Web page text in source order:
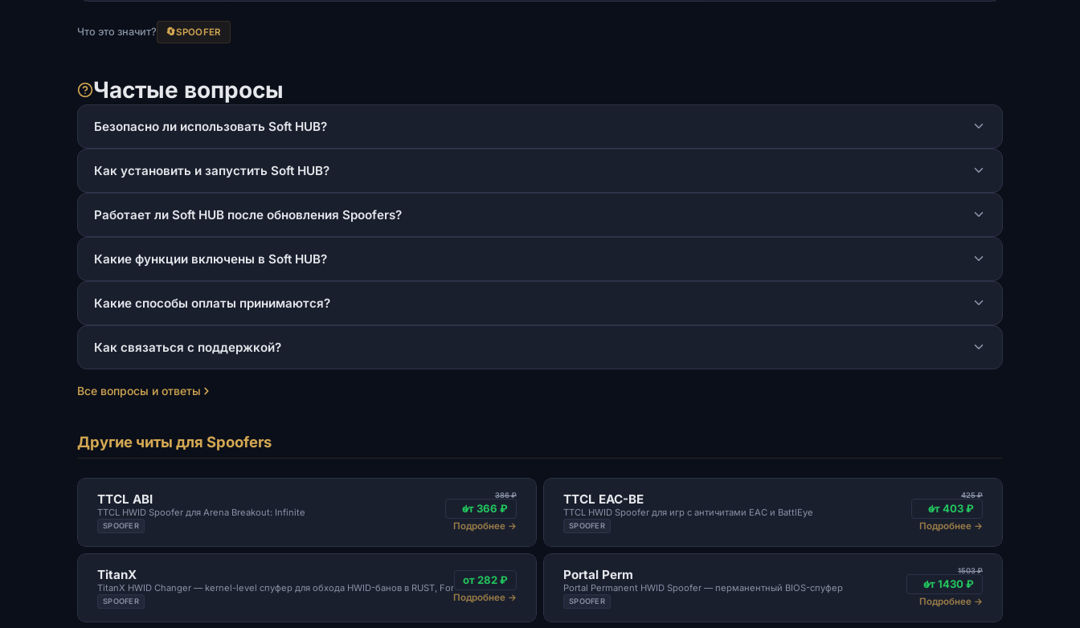
Что это значит? 🔄SPOOFER
Частые вопросы
Безопасно ли использовать Soft HUB?
Как установить и запустить Soft HUB?
Работает ли Soft HUB после обновления Spoofers?
Какие функции включены в Soft HUB?
Какие способы оплаты принимаются?
Как связаться с поддержкой?
Все вопросы и ответы
Другие читы для Spoofers
TTCL ABI
TTCL HWID Spoofer для Arena Breakout: Infinite
SPOOFER
386 ₽
от 366 ₽
Подробнее →
TTCL EAC-BE
TTCL HWID Spoofer для игр с античитами EAC и BattlEye
SPOOFER
425 ₽
от 403 ₽
Подробнее →
TitanX
TitanX HWID Changer — kernel-level спуфер для обхода HWID-банов в RUST, Fortnite и EAC-играх
SPOOFER
от 282 ₽
Подробнее →
Portal Perm
Portal Permanent HWID Spoofer — перманентный BIOS-спуфер
SPOOFER
1503 ₽
от 1430 ₽
Подробнее →